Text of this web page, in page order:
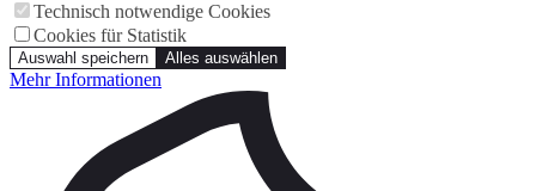
Technisch notwendige Cookies
Cookies für Statistik
Auswahl speichern Alles auswählen
Mehr Informationen